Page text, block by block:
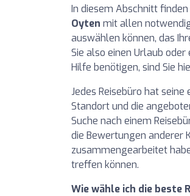
In diesem Abschnitt
Oyten mit allen
auswählen können, das
Sie also einen Urlaub
Hilfe benötigen, sind Sie
Jedes Reisebüro hat
Standort und die
Suche nach einem
die Bewertungen anderer
zusammengearbeitet
treffen können.
Wie wähle ich die beste